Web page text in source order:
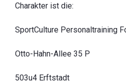
Charakter ist die:
SportCulture Personaltraining
Otto-Hahn-Allee 35 P
503u4 Erftstadt